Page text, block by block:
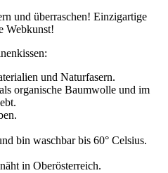
und überraschen! Einzigartige
Webkunst!
und Naturfasern.
organische Baumwolle und im
bin waschbar bis 60° Celsius.
in Oberösterreich.